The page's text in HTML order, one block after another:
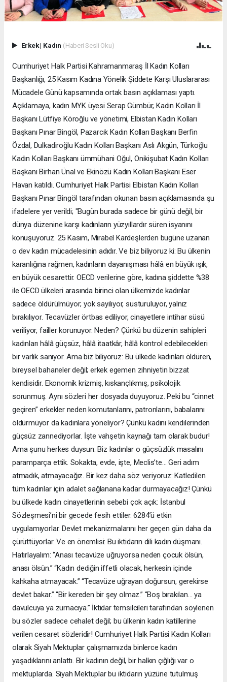
Erkek| Kadın (Haberi Sesli Oku)
Cumhuriyet Halk Partisi Kahramanmaraş İl Kadın Kolları
Başkanlığı, 25 Kasım Kadına Yönelik Şiddete Karşı Uluslararası
Mücadele Günü kapsamında ortak basın açıklaması yaptı.
Açıklamaya, kadın MYK üyesi Serap Gümbür, Kadın Kolları İl
Başkanı Lütfiye Köroğlu ve yönetimi, Elbistan Kadın Kolları
Başkanı Pınar Bingöl, Pazarcık Kadın Kolları Başkanı Berfin
Özdal, Dulkadiroğlu Kadın Kolları Başkanı Aslı Akgün, Türkoğlu
Kadın Kolları Başkanı ümmühani Oğul, Onikişubat Kadın Kolları
Başkanı Birhan Ünal ve Ekinözü Kadın Kolları Başkanı Eser
Havan katıldı. Cumhuriyet Halk Partisi Elbistan Kadın Kolları
Başkanı Pınar Bingöl tarafından okunan basın açıklamasında şu
ifadelere yer verildi; "Bugün burada sadece bir günü değil, bir
dünya düzenine karşı kadınların yüzyıllardır süren isyanını
konuşuyoruz. 25 Kasım, Mirabel Kardeşlerden bugüne uzanan
o dev kadın mücadelesinin adıdır. Ve biz biliyoruz ki: Bu ülkenin
karanlığına rağmen, kadınların dayanışması hâlâ en büyük ışık,
en büyük cesarettir. OECD verilerine göre, kadına şiddette %38
ile OECD ülkeleri arasında birinci olan ülkemizde kadınlar
sadece öldürülmüyor; yok sayılıyor, susturuluyor, yalnız
bırakılıyor. Tecavüzler örtbas ediliyor, cinayetlere intihar süsü
veriliyor, failler korunuyor. Neden? Çünkü bu düzenin sahipleri
kadınları hâlâ güçsüz, hâlâ itaatkâr, hâlâ kontrol edebilecekleri
bir varlık sanıyor. Ama biz biliyoruz: Bu ülkede kadınları öldüren,
bireysel bahaneler değil; erkek egemen zihniyetin bizzat
kendisidir. Ekonomik krizmiş, kıskançlıkmış, psikolojik
sorunmuş. Aynı sözleri her dosyada duyuyoruz. Peki bu “cinnet
geçiren” erkekler neden komutanlarını, patronlarını, babalarını
öldürmüyor da kadınlara yöneliyor? Çünkü kadını kendilerinden
güçsüz zannediyorlar. İşte vahşetin kaynağı tam olarak budur!
Ama şunu herkes duysun: Biz kadınlar o güçsüzlük masalını
paramparça ettik. Sokakta, evde, işte, Meclis’te… Geri adım
atmadık, atmayacağız. Bir kez daha söz veriyoruz: Katledilen
tüm kadınlar için adalet sağlanana kadar durmayacağız! Çünkü
bu ülkede kadın cinayetlerinin sebebi çok açık: İstanbul
Sözleşmesi’ni bir gecede fesih ettiler. 6284’ü etkin
uygulamıyorlar. Devlet mekanizmalarını her geçen gün daha da
çürüttüyorlar. Ve en önemlisi: Bu iktidarın dili kadın düşmanı.
Hatırlayalım: ‘’Anası tecavüze uğruyorsa neden çocuk ölsün,
anası ölsün.” “Kadın dediğin iffetli olacak, herkesin içinde
kahkaha atmayacak.” “Tecavüze uğrayan doğursun, gerekirse
devlet bakar.” “Bir kereden bir şey olmaz.” “Boş bırakılan… ya
davulcuya ya zurnacıya.” İktidar temsilcileri tarafından söylenen
bu sözler sadece cehalet değil; bu ülkenin kadın katillerine
verilen cesaret sözleridir! Cumhuriyet Halk Partisi Kadın Kolları
olarak Siyah Mektuplar çalışmamızda binlerce kadın
yaşadıklarını anlattı. Bir kadının değil, bir halkın çığlığı var o
mektuplarda. Siyah Mektuplar bu iktidarın yüzüne tutulmuş